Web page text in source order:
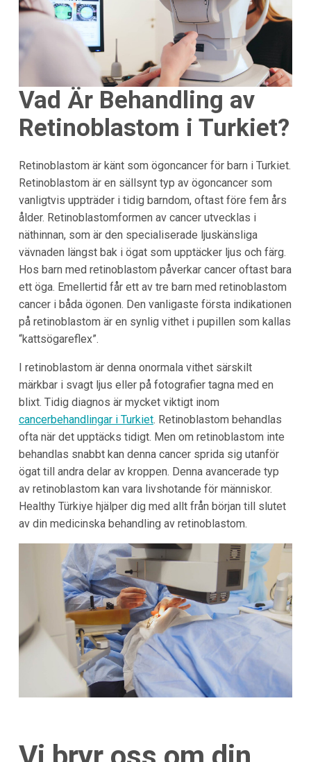
Vad Är Behandling av
Retinoblastom i Turkiet?
Retinoblastom är känt som ögoncancer för barn i Turkiet.
Retinoblastom är en sällsynt typ av ögoncancer som
vanligtvis uppträder i tidig barndom, oftast före fem års
ålder. Retinoblastomformen av cancer utvecklas i
näthinnan, som är den specialiserade ljuskänsliga
vävnaden längst bak i ögat som upptäcker ljus och färg.
Hos barn med retinoblastom påverkar cancer oftast bara
ett öga. Emellertid får ett av tre barn med retinoblastom
cancer i båda ögonen. Den vanligaste första indikationen
på retinoblastom är en synlig vithet i pupillen som kallas
“kattsögareflex”.
I retinoblastom är denna onormala vithet särskilt
märkbar i svagt ljus eller på fotografier tagna med en
blixt. Tidig diagnos är mycket viktigt inom
cancerbehandlingar i Turkiet. Retinoblastom behandlas
ofta när det upptäcks tidigt. Men om retinoblastom inte
behandlas snabbt kan denna cancer sprida sig utanför
ögat till andra delar av kroppen. Denna avancerade typ
av retinoblastom kan vara livshotande för människor.
Healthy Türkiye hjälper dig med allt från början till slutet
av din medicinska behandling av retinoblastom.